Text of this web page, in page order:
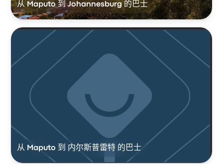
从 Maputo 到 Johannesburg 的巴士
从 Maputo 到 内尔斯普雷特 的巴士